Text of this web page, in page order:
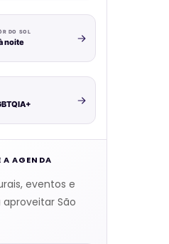
DO SOL
noite
A AGENDA
eventos e
São